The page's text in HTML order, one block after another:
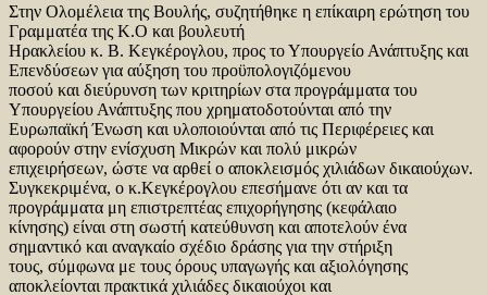
Στην Ολομέλεια της Βουλής, συζητήθηκε η επίκαιρη ερώτηση του
Γραμματέα της Κ.Ο και βουλευτή
Ηρακλείου κ. Β. Κεγκέρογλου, προς το Υπουργείο Ανάπτυξης και
Επενδύσεων για αύξηση του προϋπολογιζόμενου
ποσού και διεύρυνση των κριτηρίων στα προγράμματα του
Υπουργείου Ανάπτυξης που χρηματοδοτούνται από την
Ευρωπαϊκή Ένωση και υλοποιούνται από τις Περιφέρειες και
αφορούν στην ενίσχυση Μικρών και πολύ μικρών
επιχειρήσεων, ώστε να αρθεί ο αποκλεισμός χιλιάδων δικαιούχων.
Συγκεκριμένα, ο κ.Κεγκέρογλου επεσήμανε ότι αν και τα
προγράμματα μη επιστρεπτέας επιχορήγησης (κεφάλαιο
κίνησης) είναι στη σωστή κατεύθυνση και αποτελούν ένα
σημαντικό και αναγκαίο σχέδιο δράσης για την στήριξη
τους, σύμφωνα με τους όρους υπαγωγής και αξιολόγησης
αποκλείονται πρακτικά χιλιάδες δικαιούχοι και